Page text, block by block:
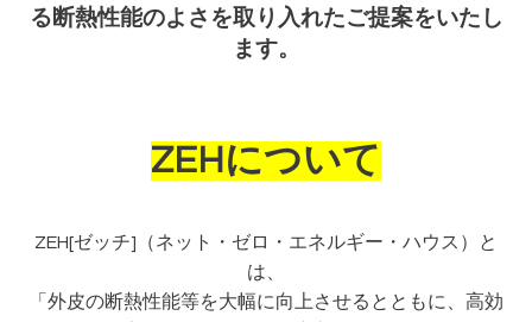
る断熱性能のよさを取り入れたご提案をいたし
ます。
ZEHについて
ZEH[ゼッチ]（ネット・ゼロ・エネルギー・ハウス）と
は、
「外皮の断熱性能等を大幅に向上させるとともに、高効